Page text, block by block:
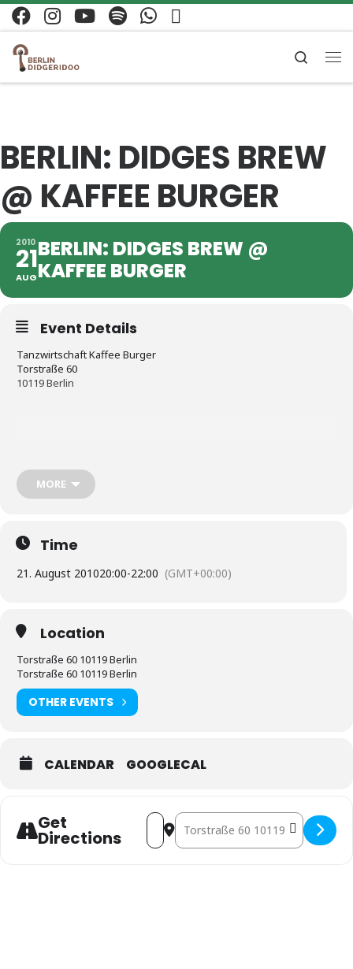
Zum Inhalt springen
Search
BERLIN: DIDGES BREW
@ KAFFEE BURGER
2010
21
AUG
BERLIN: DIDGES BREW @
KAFFEE BURGER
Event Details
Tanzwirtschaft Kaffee Burger
Torstraße 60
10119 Berlin
HomeMORE
Time
21. August 201020:00-22:00 (GMT+00:00)
Location
Torstraße 60 10119 Berlin
Torstraße 60 10119 Berlin
OTHER EVENTS
CALENDAR GOOGLECAL
Get
Directions
Address - Berlin: DIDGES BREW
Destination Address - Berlin: